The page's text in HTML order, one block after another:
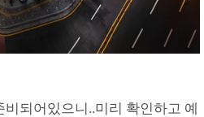
되어있으니..미리 확인하고 예